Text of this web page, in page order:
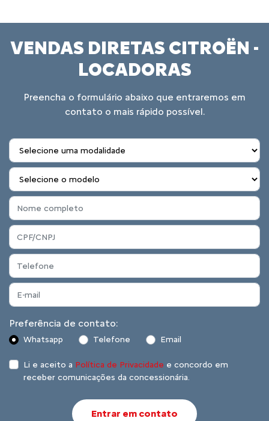
VENDAS DIRETAS CITROËN -
LOCADORAS
Preencha o formulário abaixo que entraremos em
contato o mais rápido possível.
Preferência de contato:
Whatsapp Telefone Email
Li e aceito a Política de Privacidade e concordo em
receber comunicações da concessionária.
Entrar em contato